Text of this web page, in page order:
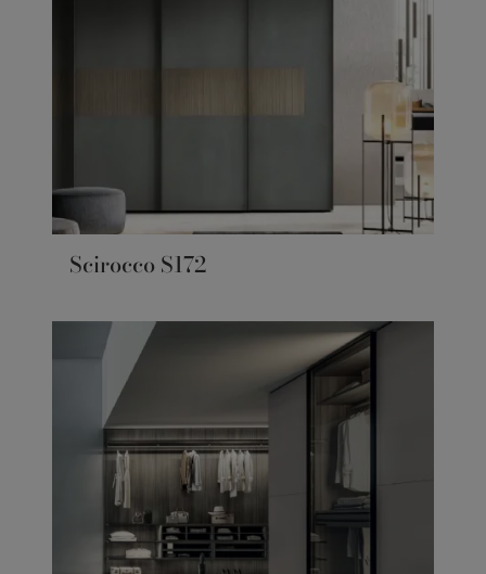
Scirocco S172